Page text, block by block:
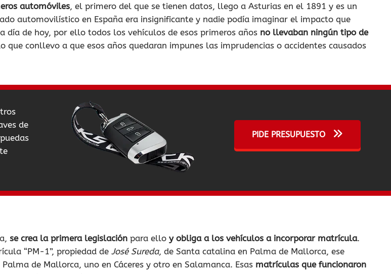
automóviles, el primero del que se tienen datos, llego a Asturias en el 1891 y es un
automovilístico en España era insignificante y nadie podía imaginar el impacto que
de hoy, por ello todos los vehículos de esos primeros años no llevaban ningún tipo de
conllevo a que esos años quedaran impunes las imprudencias o accidentes causados
de
PIDE PRESUPUESTO
se crea la primera legislación para ello y obliga a los vehículos a incorporar matrícula.
“PM-1”, propiedad de José Sureda, de Santa catalina en Palma de Mallorca, ese
de Mallorca, uno en Cáceres y otro en Salamanca. Esas matrículas que funcionaron